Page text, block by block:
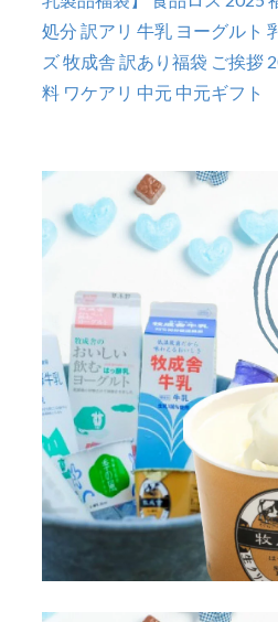
処分 訳アリ 牛乳 ヨーグルト
ズ 牧成舎 訳あり福袋 ご挨拶
料 ワケアリ 中元 中元ギフト